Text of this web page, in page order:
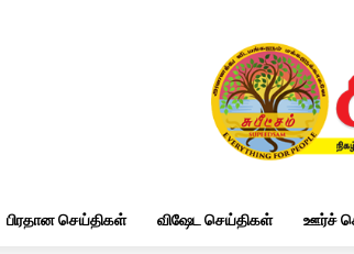
பிரதான செய்திகள் விஷேட செய்திகள் ஊர்ச்